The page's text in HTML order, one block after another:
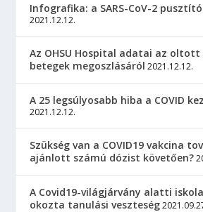
Infografika: a SARS-CoV-2
2021.12.12.
Az OHSU Hospital adatai az
betegek megoszlásáról 2021.12.12.
A 25 legsúlyosabb hiba a COVID
2021.12.12.
Szükség van a COVID19 vakcina
ajánlott számú dózist követően?
A Covid19-világjárvány alatti
okozta tanulási veszteség